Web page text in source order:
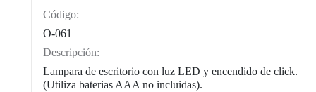
Código:
O-061
Descripción:
Lampara de escritorio con luz LED y encendido de click.
(Utiliza baterias AAA no incluidas).